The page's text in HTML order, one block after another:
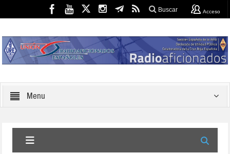
Buscar Acceso
Menu